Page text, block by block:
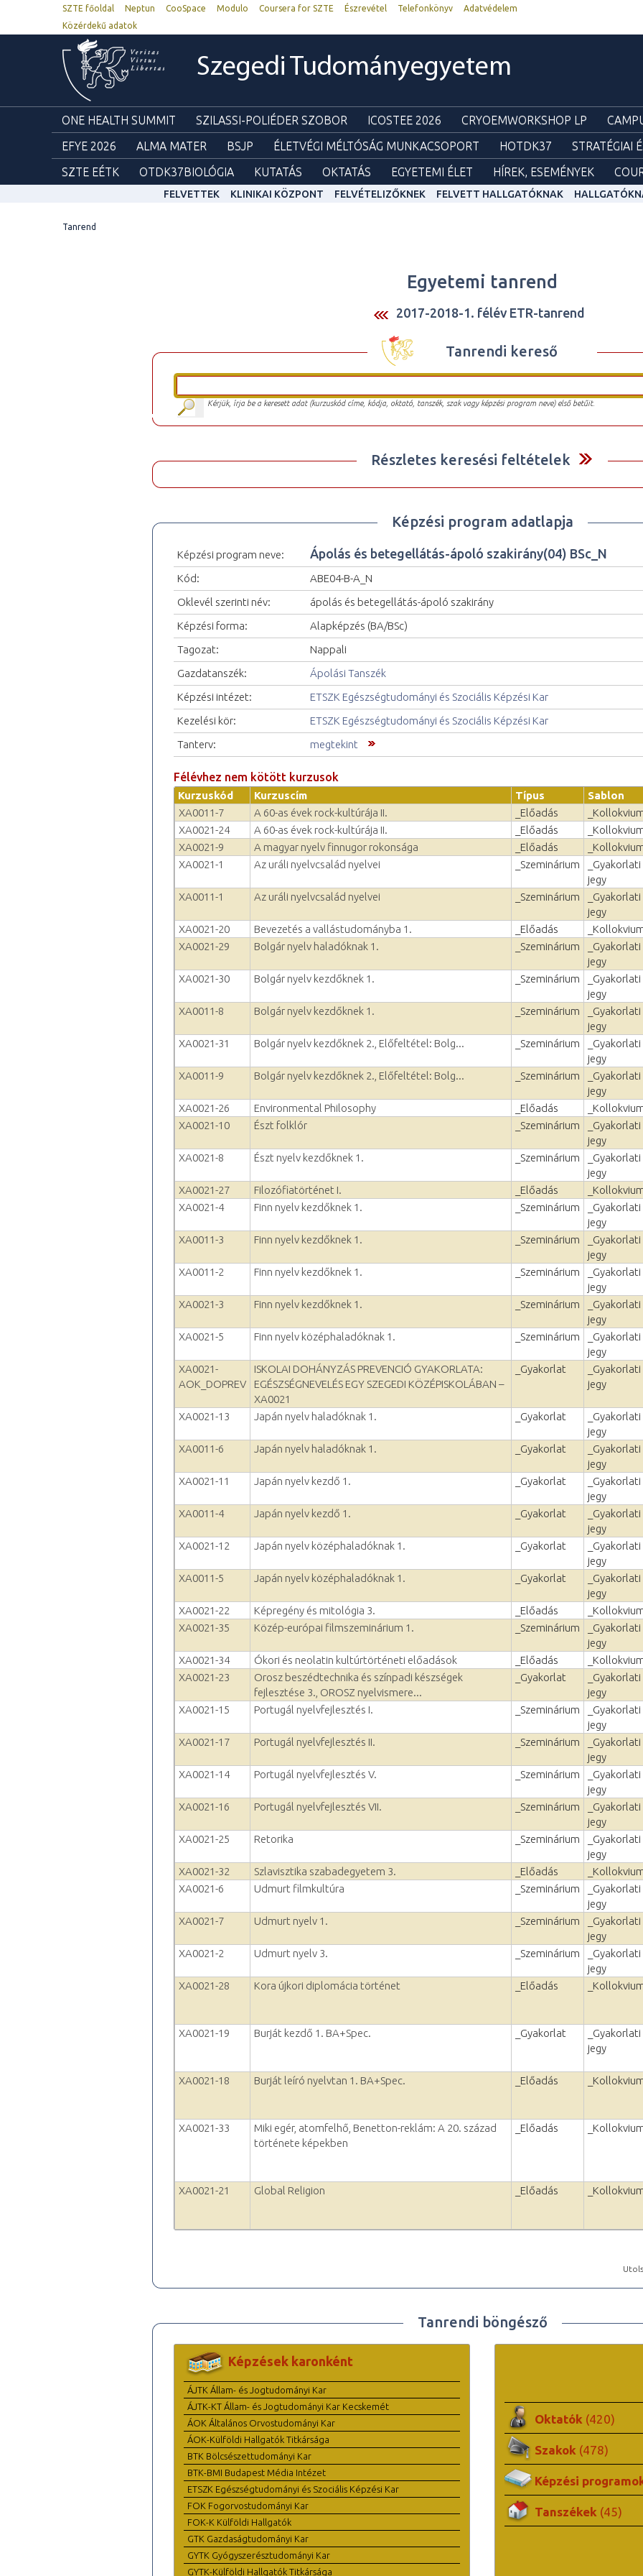
SZTE főoldal Neptun CooSpace Modulo Coursera for SZTE Észrevétel Telefonkönyv
Adatvédelem
Közérdekű adatok
Szegedi Tudományegyetem
ONE HEALTH SUMMIT SZILASSI-POLIÉDER SZOBOR ICOSTEE 2026 CRYOEMWORKSHOP LP
EFYE 2026
ALMA MATER BSJP ÉLETVÉGI MÉLTÓSÁG MUNKACSOPORT HOTDK37
STRATÉGIAI
SZTE EÉTK
OTDK37BIOLÓGIA KUTATÁS OKTATÁS EGYETEMI ÉLET HÍREK, ESEMÉNYEK
FELVETTEK KLINIKAI KÖZPONT FELVÉTELIZŐKNEK FELVETT HALLGATÓKNAK
Tanrend
Egyetemi tanrend
2017-2018-1. félév ETR-tanrend
Tanrendi kereső
Kérjük, írja be a keresett adat (kurzuskód címe, kódja, oktató, tanszék, szak vagy képzési program neve) első betűit.
Részletes keresési feltételek
Képzési program adatlapja
Képzési program neve: Ápolás és betegellátás-ápoló szakirány(04) BSc_N
Kód:
ABE04-B-A_N
Oklevél szerinti név:
ápolás és betegellátás-ápoló szakirány
Képzési forma:
Alapképzés (BA/BSc)
Tagozat:
Nappali
Gazdatanszék:
Ápolási Tanszék
Képzési intézet:
ETSZK Egészségtudományi és Szociális Képzési Kar
Kezelési kör:
ETSZK Egészségtudományi és Szociális Képzési Kar
Tanterv:
megtekint
Félévhez nem kötött kurzusok
Kurzuskód Kurzuscím Típus
Sablon
XA0011-7
A 60-as évek rock-kultúrája II. _Előadás
XA0021-24
A 60-as évek rock-kultúrája II. _Előadás
XA0021-9
A magyar nyelv finnugor rokonsága _Előadás
XA0021-1
Az uráli nyelvcsalád nyelvei _Szeminárium
_Gyakorlati
jegy
XA0011-1
Az uráli nyelvcsalád nyelvei _Szeminárium
_Gyakorlati
jegy
XA0021-20
Bevezetés a vallástudományba 1. _Előadás
XA0021-29
Bolgár nyelv haladóknak 1. _Szeminárium
_Gyakorlati
jegy
XA0021-30
Bolgár nyelv kezdőknek 1. _Szeminárium
_Gyakorlati
jegy
XA0011-8
Bolgár nyelv kezdőknek 1. _Szeminárium
_Gyakorlati
jegy
XA0021-31
Bolgár nyelv kezdőknek 2., Előfeltétel: Bolg... _Szeminárium
_Gyakorlati
jegy
XA0011-9
Bolgár nyelv kezdőknek 2., Előfeltétel: Bolg... _Szeminárium
_Gyakorlati
jegy
XA0021-26
Environmental Philosophy _Előadás
XA0021-10
Észt folklór _Szeminárium
_Gyakorlati
jegy
XA0021-8
Észt nyelv kezdőknek 1. _Szeminárium
_Gyakorlati
jegy
XA0021-27
Filozófiatörténet I. _Előadás
XA0021-4
Finn nyelv kezdőknek 1. _Szeminárium
_Gyakorlati
jegy
XA0011-3
Finn nyelv kezdőknek 1. _Szeminárium
_Gyakorlati
jegy
XA0011-2
Finn nyelv kezdőknek 1. _Szeminárium
_Gyakorlati
jegy
XA0021-3
Finn nyelv kezdőknek 1. _Szeminárium
_Gyakorlati
jegy
XA0021-5
Finn nyelv középhaladóknak 1. _Szeminárium
_Gyakorlati
jegy
XA0021-
AOK_DOPREV
ISKOLAI DOHÁNYZÁS PREVENCIÓ GYAKORLATA:
EGÉSZSÉGNEVELÉS EGY SZEGEDI KÖZÉPISKOLÁBAN –
XA0021
_Gyakorlat
_Gyakorlati
jegy
XA0021-13 Japán nyelv haladóknak 1. _Gyakorlat
_Gyakorlati
jegy
XA0011-6
Japán nyelv haladóknak 1. _Gyakorlat
_Gyakorlati
jegy
XA0021-11
Japán nyelv kezdő 1. _Gyakorlat
_Gyakorlati
jegy
XA0011-4
Japán nyelv kezdő 1. _Gyakorlat
_Gyakorlati
jegy
XA0021-12
Japán nyelv középhaladóknak 1. _Gyakorlat
_Gyakorlati
jegy
XA0011-5
Japán nyelv középhaladóknak 1. _Gyakorlat
_Gyakorlati
jegy
XA0021-22
Képregény és mitológia 3. _Előadás
XA0021-35
Közép-európai filmszeminárium 1. _Szeminárium
_Gyakorlati
jegy
XA0021-34
Ókori és neolatin kultúrtörténeti előadások _Előadás
XA0021-23
Orosz beszédtechnika és színpadi készségek
fejlesztése 3., OROSZ nyelvismere...
_Gyakorlat
_Gyakorlati
jegy
XA0021-15
Portugál nyelvfejlesztés I. _Szeminárium
_Gyakorlati
jegy
XA0021-17
Portugál nyelvfejlesztés II. _Szeminárium
_Gyakorlati
jegy
XA0021-14
Portugál nyelvfejlesztés V. _Szeminárium
_Gyakorlati
jegy
XA0021-16
Portugál nyelvfejlesztés VII. _Szeminárium
_Gyakorlati
jegy
XA0021-25
Retorika _Szeminárium
_Gyakorlati
jegy
XA0021-32
Szlavisztika szabadegyetem 3. _Előadás
XA0021-6
Udmurt filmkultúra _Szeminárium
_Gyakorlati
jegy
XA0021-7
Udmurt nyelv 1. _Szeminárium
_Gyakorlati
jegy
XA0021-2
Udmurt nyelv 3. _Szeminárium
_Gyakorlati
jegy
XA0021-28
Kora újkori diplomácia történet _Előadás
XA0021-19 Burját kezdő 1. BA+Spec. _Gyakorlat
_Gyakorlati
jegy
XA0021-18 Burját leíró nyelvtan 1. BA+Spec. _Előadás
XA0021-33
Miki egér, atomfelhő, Benetton-reklám: A 20. század
története képekben
_Előadás
XA0021-21 Global Religion _Előadás
Tanrendi böngésző
Képzések karonként
ÁJTK Állam- és Jogtudományi Kar
ÁJTK-KT Állam- és Jogtudományi Kar Kecskemét
ÁOK Általános Orvostudományi Kar
ÁOK-Külföldi Hallgatók Titkársága
BTK Bölcsészettudományi Kar
BTK-BMI Budapest Média Intézet
ETSZK Egészségtudományi és Szociális Képzési Kar
FOK Fogorvostudományi Kar
FOK-K Külföldi Hallgatók
GTK Gazdaságtudományi Kar
GYTK Gyógyszerésztudományi Kar
GYTK-Külföldi Hallgatók Titkársága
Oktatók (420)
Szakok (478)
Képzési
Tanszékek (45)